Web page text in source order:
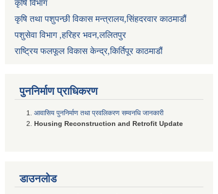
कृषि विभाग
कृषि तथा पशुपन्छी विकास मन्त्रालय,सिंहदरवार काठमाडौं
पशुसेवा विभाग ,हरिहर भवन,ललितपुर
राष्ट्रिय फलफूल विकास केन्द्र,किर्तिपूर काठमाडौं
पुननिर्माण प्राधिकरण
आवासिय पुननिर्माण तथा प्रवलिकरण सम्वनधि जानकारी
Housing Reconstruction and Retrofit Update
डाउनलोड